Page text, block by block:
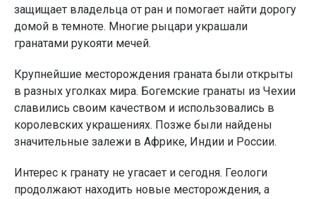
защищает владельца от ран и помогает найти дорогу
домой в темноте. Многие рыцари украшали
гранатами рукояти мечей.
Крупнейшие месторождения граната были открыты
в разных уголках мира. Богемские гранаты из Чехии
славились своим качеством и использовались в
королевских украшениях. Позже были найдены
значительные залежи в Африке, Индии и России.
Интерес к гранату не угасает и сегодня. Геологи
продолжают находить новые месторождения, а